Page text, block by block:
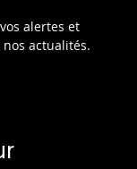
alertes et
actualités.